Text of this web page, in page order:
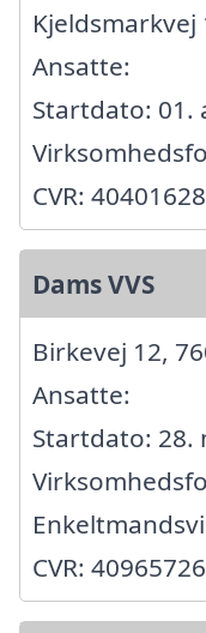
Kjeldsmarkvej
Ansatte:
Startdato: 01.
CVR: 40401628
Dams VVS
Birkevej 12,
Ansatte:
Startdato: 28.
CVR: 40965726